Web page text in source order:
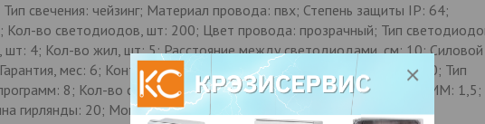
свечения: чейзинг; Материал провода: пвх; Степень защиты IP: 64;
Кол-во светодиодов, шт: 200; Цвет провода: прозрачный; Тип
шт: 4; Кол-во жил, шт: 5; Расстояние между светодиодами, см: 10; Силовой
мес: 6; Контроллер управления: есть; Срок службы, ч: 40000; Тип
8; Кол-во соединений в линию, шт: нет; Толщина проводаММ: 1,5;
гирлянды: 20; Мощность, Вт: 15